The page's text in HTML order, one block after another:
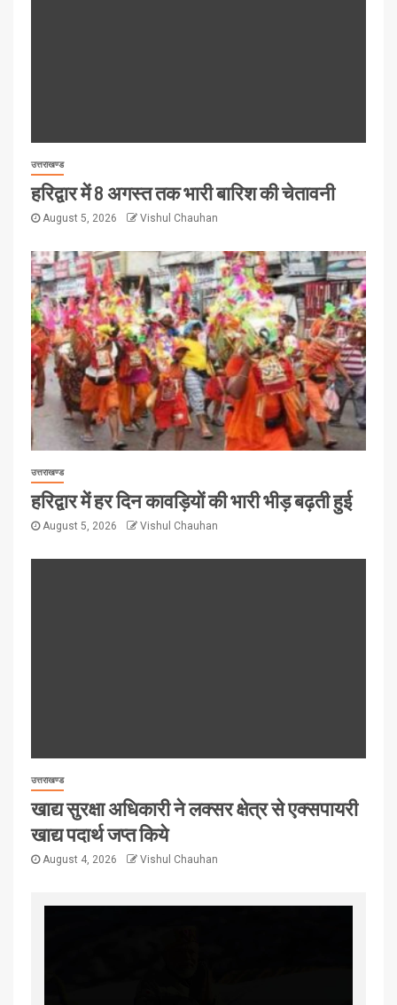
उत्तराखण्ड
हरिद्वार में 8 अगस्त तक भारी बारिश की चेतावनी
August 5, 2026 Vishul Chauhan
उत्तराखण्ड
हरिद्वार में हर दिन कावड़ियों की भारी भीड़ बढ़ती हुई
August 5, 2026 Vishul Chauhan
उत्तराखण्ड
खाद्य सुरक्षा अधिकारी ने लक्सर क्षेत्र से एक्सपायरी
खाद्य पदार्थ जप्त किये
August 4, 2026 Vishul Chauhan